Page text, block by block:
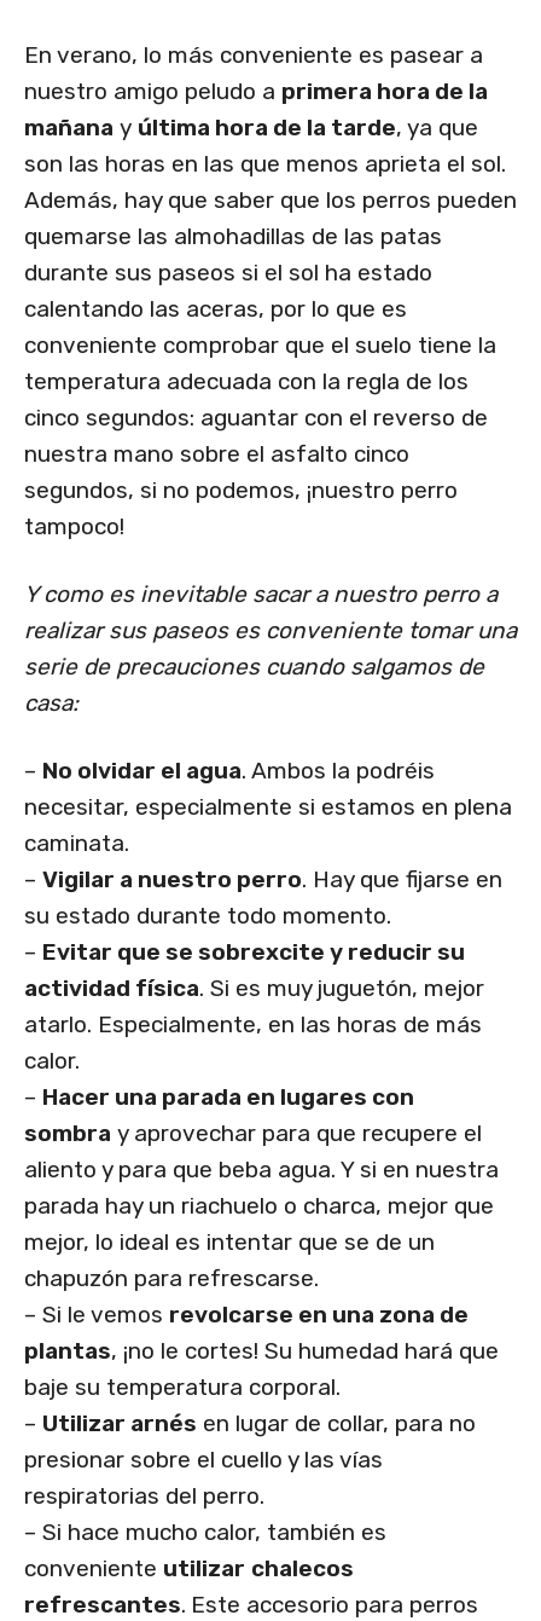
En verano, lo más conveniente es pasear a
nuestro amigo peludo a primera hora de la
mañana y última hora de la tarde, ya que
son las horas en las que menos aprieta el sol.
Además, hay que saber que los perros pueden
quemarse las almohadillas de las patas
durante sus paseos si el sol ha estado
calentando las aceras, por lo que es
conveniente comprobar que el suelo tiene la
temperatura adecuada con la regla de los
cinco segundos: aguantar con el reverso de
nuestra mano sobre el asfalto cinco
segundos, si no podemos, ¡nuestro perro
tampoco!
Y como es inevitable sacar a nuestro perro a
realizar sus paseos es conveniente tomar una
serie de precauciones cuando salgamos de
casa:
– No olvidar el agua. Ambos la podréis
necesitar, especialmente si estamos en plena
caminata.
– Vigilar a nuestro perro. Hay que fijarse en
su estado durante todo momento.
– Evitar que se sobrexcite y reducir su
actividad física. Si es muy juguetón, mejor
atarlo. Especialmente, en las horas de más
calor.
– Hacer una parada en lugares con
sombra y aprovechar para que recupere el
aliento y para que beba agua. Y si en nuestra
parada hay un riachuelo o charca, mejor que
mejor, lo ideal es intentar que se de un
chapuzón para refrescarse.
– Si le vemos revolcarse  en una zona de
plantas, ¡no le cortes! Su humedad hará que
baje su temperatura corporal.
– Utilizar arnés en lugar de collar, para no
presionar sobre el cuello y las vías
respiratorias del perro.
– Si hace mucho calor, también es
conveniente utilizar chalecos
refrescantes. Este accesorio para perros